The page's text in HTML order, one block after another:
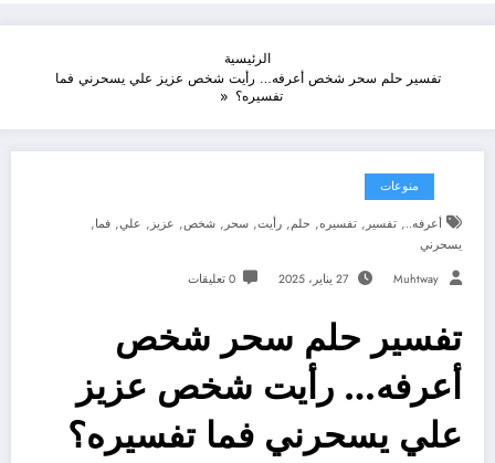
الرئيسية
تفسير حلم سحر شخص أعرفه… رأيت شخص عزيز علي يسحرني فما
تفسيره؟
منوعات
أعرفه.., تفسير , تفسيره, حلم, رأيت, سحر , شخص, عزيز , علي, فما,
يسحرني
Muhtway 27 يناير، 2025 0 تعليقات
تفسير حلم سحر شخص
أعرفه… رأيت شخص عزيز
علي يسحرني فما تفسيره؟